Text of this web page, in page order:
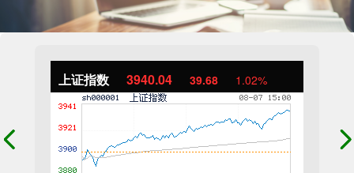
上证指数 3940.04 39.68 1.02%